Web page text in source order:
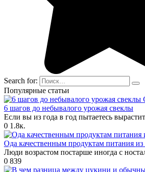
Search for:
Популярные статьи
6 шагов до небывалого урожая свеклы
Если вы из года в год пытаетесь
0 1.8к.
Ода качественным продуктам питания
Люди возрастом постарше иногда с
0 839